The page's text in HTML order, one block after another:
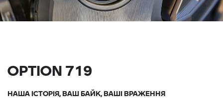
OPTION 719
НАША ІСТОРІЯ, ВАШ БАЙК, ВАШІ ВРАЖЕННЯ